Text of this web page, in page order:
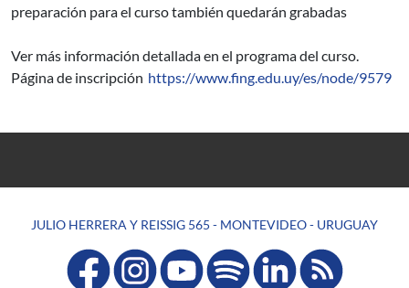
preparación para el curso también quedarán grabadas
Ver más información detallada en el programa del curso.
Página de inscripción https://www.fing.edu.uy/es/node/9579
JULIO HERRERA Y REISSIG 565 - MONTEVIDEO - URUGUAY